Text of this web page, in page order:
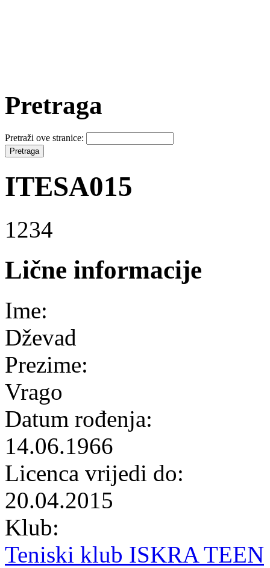
Pretraga
Pretraži ove stranice:
ITESA015
1234
Lične informacije
Ime:
Dževad
Prezime:
Vrago
Datum rođenja:
14.06.1966
Licenca vrijedi do:
20.04.2015
Klub:
Teniski klub ISKRA TEEN